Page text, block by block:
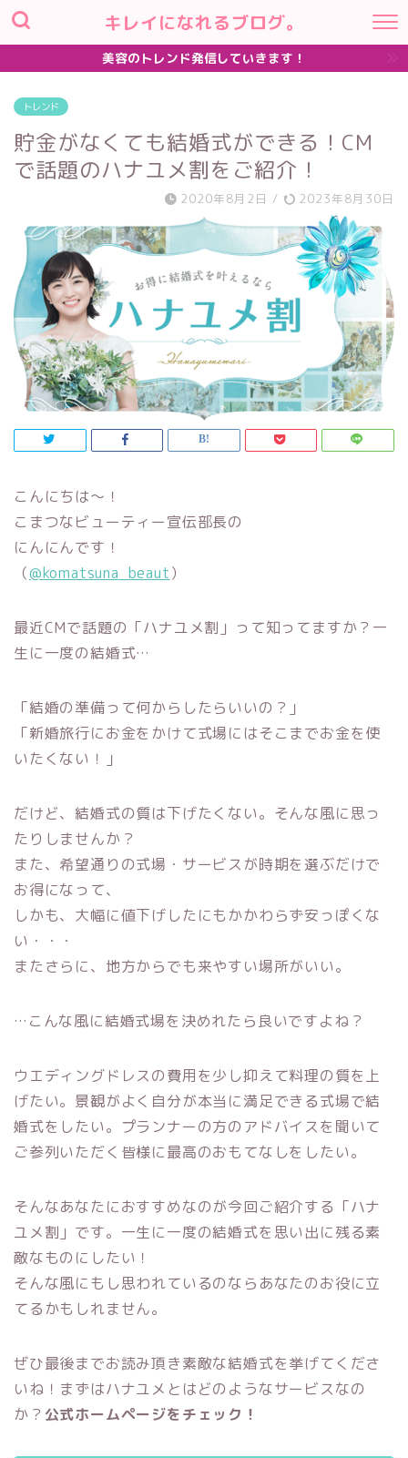
キレイになれるブログ。
美容のトレンド発信していきます！
トレンド
貯金がなくても結婚式ができる！CM
で話題のハナユメ割をご紹介！
2020年8月2日 / 2023年8月30日
こんにちは～！
こまつなビューティー宣伝部長の
にんにんです！
（@komatsuna_beaut）
最近CMで話題の「ハナユメ割」って知ってますか？一
生に一度の結婚式…
「結婚の準備って何からしたらいいの？」
「新婚旅行にお金をかけて式場にはそこまでお金を使
いたくない！」
だけど、結婚式の質は下げたくない。 そんな風に思っ
たりしませんか？
また、希望通りの式場・サービスが時期を選ぶだけで
お得になって、
しかも、大幅に値下げしたにもかかわらず安っぽくな
い・・・
またさらに、地方からでも来やすい場所がいい。
… こんな風に結婚式場を決めれたら良いですよね？
ウエディングドレスの費用を少し抑えて料理の質を上
げたい。景観がよく自分が本当に満足できる式場で結
婚式をしたい。プランナーの方のアドバイスを聞いて
ご参列いただく皆様に最高のおもてなしをしたい。
そんなあなたにおすすめなのが今回ご紹介する「ハナ
ユメ割」です。一生に一度の結婚式を思い出に残る素
敵なものにしたい！
そんな風にもし思われているのならあなたのお役に立
てるかもしれません。
ぜひ最後までお読み頂き素敵な結婚式を挙げてくださ
いね！まずはハナユメとはどのようなサービスなの
か？ 公式ホームページをチェック！